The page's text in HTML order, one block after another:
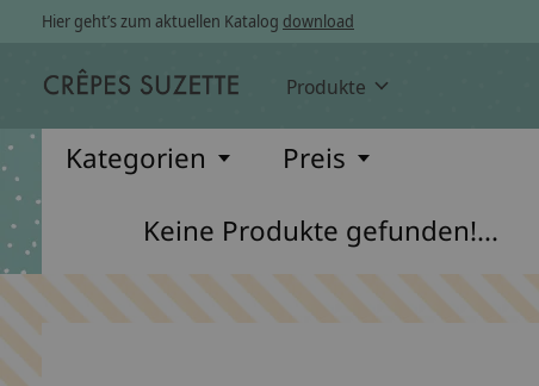
Hier geht’s zum aktuellen Katalog download
Produkte
Kategorien Preis
Keine Produkte gefunden!...